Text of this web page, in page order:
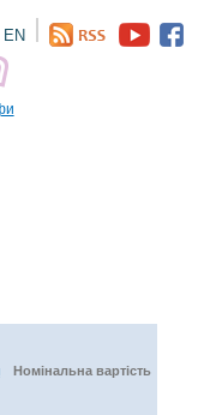
EN
Номінальна вартість